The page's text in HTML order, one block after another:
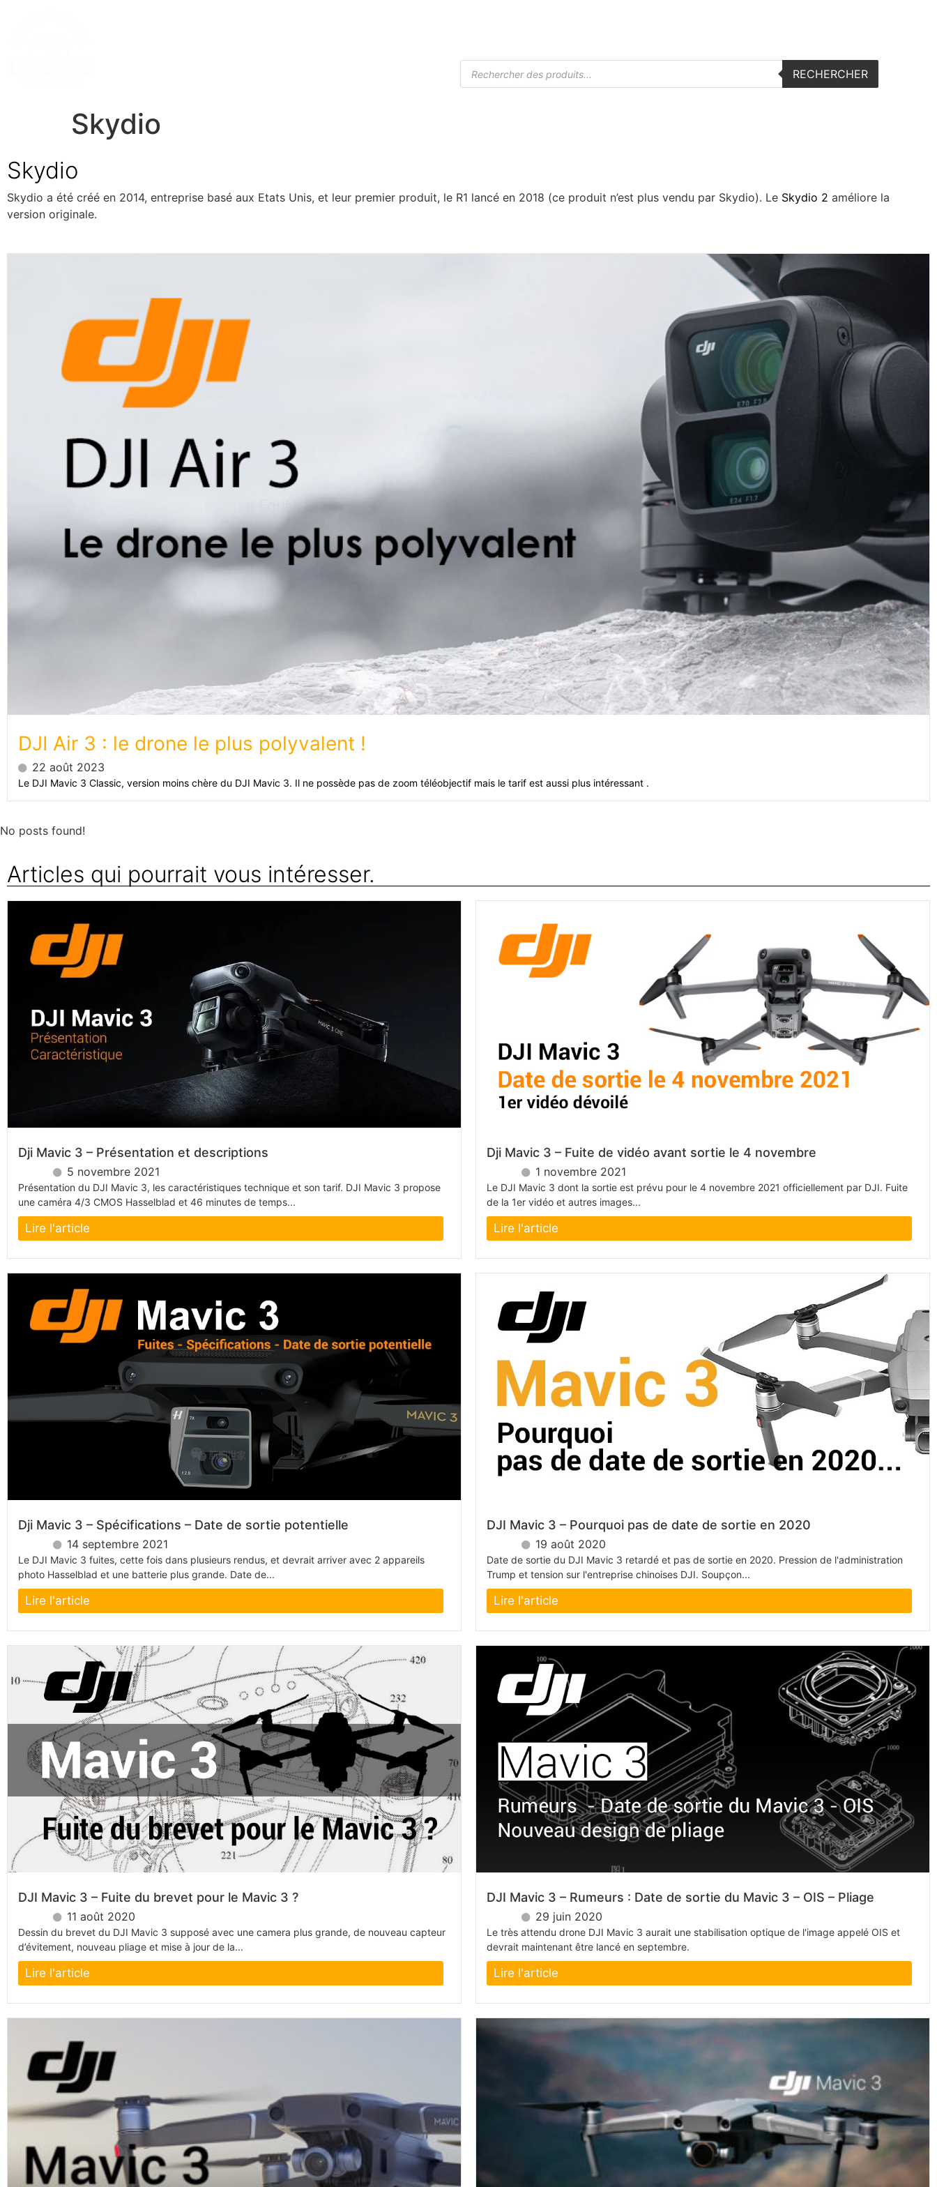
RECHERCHER
Skydio
Skydio
Skydio a été créé en 2014, entreprise basé aux Etats Unis, et leur premier produit, le R1 lancé en 2018 (ce produit n’est plus vendu par Skydio). Le Skydio 2 améliore la
version originale.
DJI Air 3 : le drone le plus polyvalent !
22 août 2023
Le DJI Mavic 3 Classic, version moins chère du DJI Mavic 3. Il ne possède pas de zoom téléobjectif mais le tarif est aussi plus intéressant .
No posts found!
Articles qui pourrait vous intéresser.
Dji Mavic 3 – Présentation et descriptions
5 novembre 2021
Présentation du DJI Mavic 3, les caractéristiques technique et son tarif. DJI Mavic 3 propose
une caméra 4/3 CMOS Hasselblad et 46 minutes de temps...
Lire l'article
Dji Mavic 3 – Fuite de vidéo avant sortie le 4 novembre
1 novembre 2021
Le DJI Mavic 3 dont la sortie est prévu pour le 4 novembre 2021 officiellement par DJI. Fuite
de la 1er vidéo et autres images...
Lire l'article
Dji Mavic 3 – Spécifications – Date de sortie potentielle
14 septembre 2021
Le DJI Mavic 3 fuites, cette fois dans plusieurs rendus, et devrait arriver avec 2 appareils
photo Hasselblad et une batterie plus grande. Date de...
Lire l'article
DJI Mavic 3 – Pourquoi pas de date de sortie en 2020
19 août 2020
Date de sortie du DJI Mavic 3 retardé et pas de sortie en 2020. Pression de l'administration
Trump et tension sur l'entreprise chinoises DJI. Soupçon...
Lire l'article
DJI Mavic 3 – Fuite du brevet pour le Mavic 3 ?
11 août 2020
Dessin du brevet du DJI Mavic 3 supposé avec une camera plus grande, de nouveau capteur
d’évitement, nouveau pliage et mise à jour de la...
Lire l'article
DJI Mavic 3 – Rumeurs : Date de sortie du Mavic 3 – OIS – Pliage
29 juin 2020
Le très attendu drone DJI Mavic 3 aurait une stabilisation optique de l'image appelé OIS et
devrait maintenant être lancé en septembre.
Lire l'article